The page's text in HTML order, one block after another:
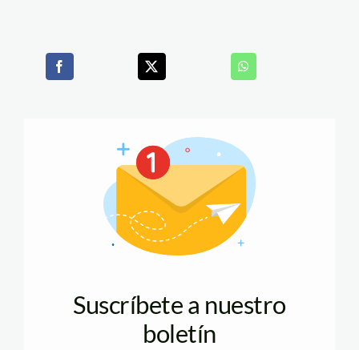
Suscríbete a nuestro
boletín